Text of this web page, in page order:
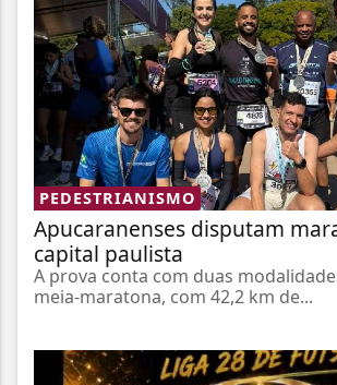
PEDESTRIANISMO
Apucaranenses disputam
capital paulista
A prova conta com duas
meia-maratona, com 42,2 km de...